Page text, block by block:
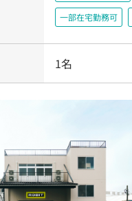
一部在宅勤務可
1名